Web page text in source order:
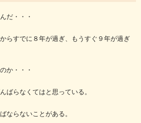
だ・・・
らすでに８年が過ぎ、もうすぐ９年が過ぎ
か・・・
ばらなくてはと思っている。
ならないことがある。